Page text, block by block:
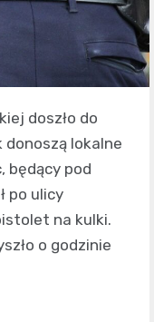
doszło do
lokalne
będący pod
po ulicy
na kulki.
o godzinie